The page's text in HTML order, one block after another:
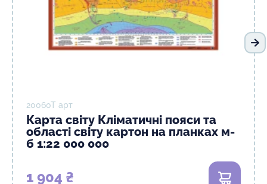
20060T арт
Карта світу Кліматичні пояси та
області світу картон на планках м-
б 1:22 000 000
1 904 ₴